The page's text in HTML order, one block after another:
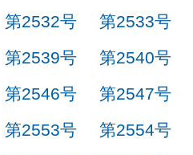
第2532号 第2533号
第2539号 第2540号
第2546号 第2547号
第2553号 第2554号